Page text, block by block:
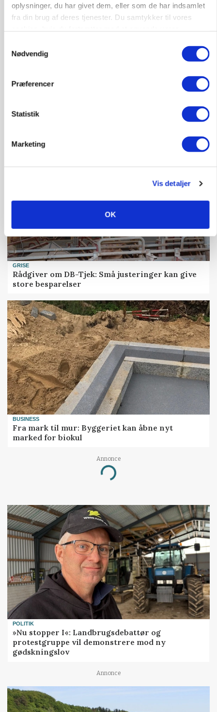
oplysninger, du har givet dem, eller som de har indsamlet
fra din brug af deres tjenester. Du samtykker til vores
Nødvendig
Præferencer
Statistik
Marketing
Vis detaljer
OK
GRISE
Rådgiver om DB-Tjek: Små justeringer kan give
store besparelser
BUSINESS
Fra mark til mur: Byggeriet kan åbne nyt
marked for biokul
Annonce
Loading...
POLITIK
»Nu stopper I«: Landbrugsdebattør og
protestgruppe vil demonstrere mod ny
gødskningslov
Annonce